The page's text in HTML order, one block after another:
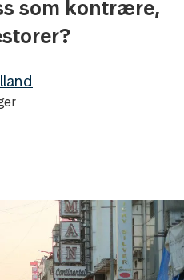
som kontrære,